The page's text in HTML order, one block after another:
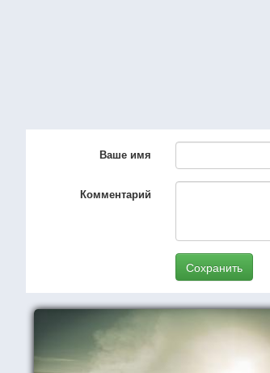
Ваше имя
Комментарий
Сохранить